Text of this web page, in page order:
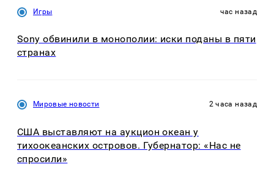
Игры час назад
Sony обвинили в монополии: иски поданы в пяти
странах
Мировые новости 2 часа назад
США выставляют на аукцион океан у
тихоокеанских островов. Губернатор: «Нас не
спросили»